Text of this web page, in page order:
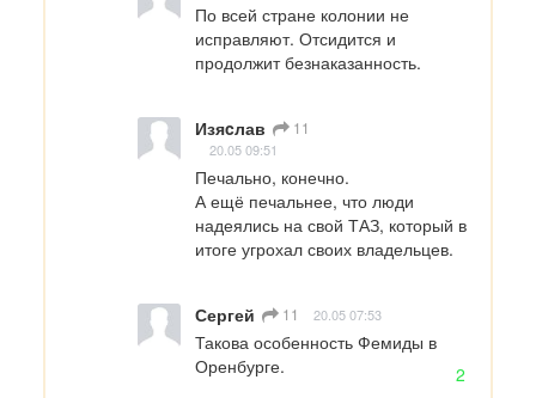
По всей стране колонии не
исправляют. Отсидится и
продолжит безнаказанность.
Изяcлав 11
20.05 09:51
Печально, конечно.
А ещё печальнее, что люди
надеялись на свой ТАЗ, который в
итоге угрохал своих владельцев.
Сергей 11 20.05 07:53
Такова особенность Фемиды в
Оренбурге.
2